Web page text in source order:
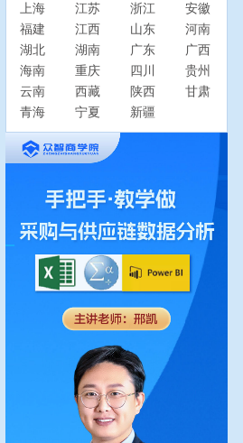
上海
江苏 浙江
安徽
福建
江西 山东
河南
湖北
湖南 广东
广西
海南
重庆 四川
贵州
云南
西藏 陕西
甘肃
青海
宁夏 新疆